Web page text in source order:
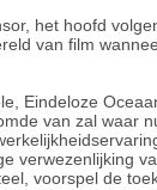
het hoofd
van film
Eindeloze
van zal waar
verwezenlijking
voorspel de